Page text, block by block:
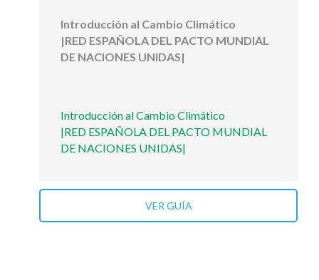
Introducción al Cambio Climático
|RED ESPAÑOLA DEL PACTO MUNDIAL
DE NACIONES UNIDAS|
Introducción al Cambio Climático
|RED ESPAÑOLA DEL PACTO MUNDIAL
DE NACIONES UNIDAS|
VER GUÍA